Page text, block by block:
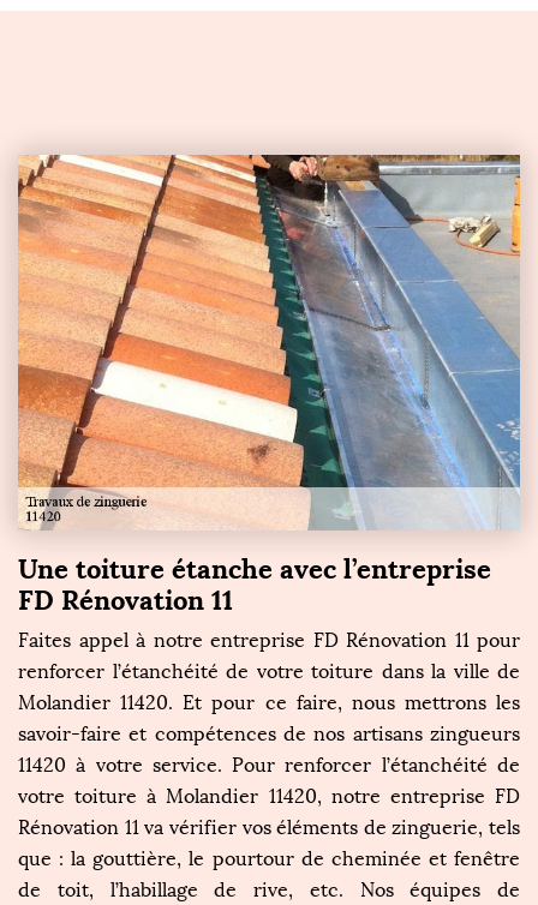
Une toiture étanche avec l’entreprise
FD Rénovation 11
Faites appel à notre entreprise FD Rénovation 11 pour
renforcer l’étanchéité de votre toiture dans la ville de
Molandier 11420. Et pour ce faire, nous mettrons les
savoir-faire et compétences de nos artisans zingueurs
11420 à votre service. Pour renforcer l’étanchéité de
votre toiture à Molandier 11420, notre entreprise FD
Rénovation 11 va vérifier vos éléments de zinguerie, tels
que : la gouttière, le pourtour de cheminée et fenêtre
de toit, l’habillage de rive, etc. Nos équipes de